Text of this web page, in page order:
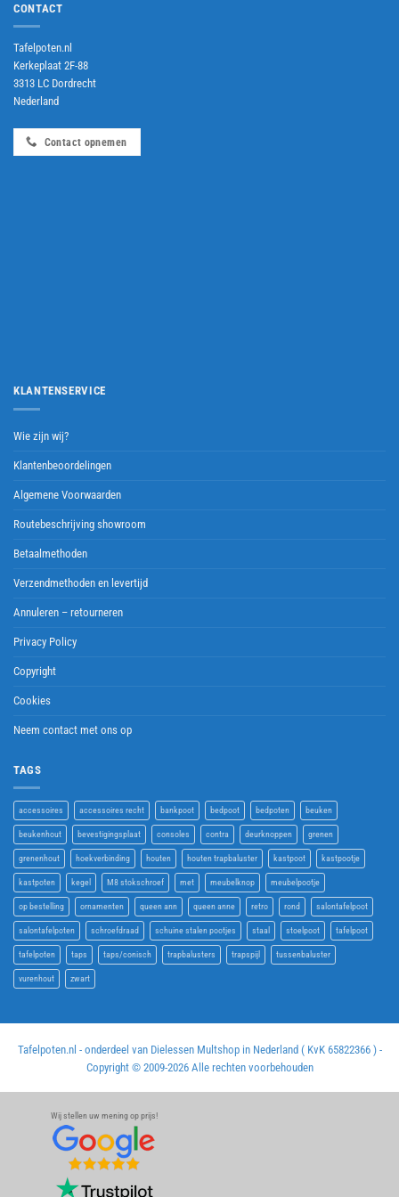
CONTACT
Tafelpoten.nl
Kerkeplaat 2F-88
3313 LC Dordrecht
Nederland
Contact opnemen
KLANTENSERVICE
Wie zijn wij?
Klantenbeoordelingen
Algemene Voorwaarden
Routebeschrijving showroom
Betaalmethoden
Verzendmethoden en levertijd
Annuleren – retourneren
Privacy Policy
Copyright
Cookies
Neem contact met ons op
TAGS
accessoires accessoires recht bankpoot bedpoot bedpoten beuken
beukenhout bevestigingsplaat consoles contra deurknoppen grenen
grenenhout hoekverbinding houten houten trapbaluster kastpoot kastpootje
kastpoten kegel M8 stokschroef met meubelknop meubelpootje
op bestelling ornamenten queen ann queen anne retro rond salontafelpoot
salontafelpoten schroefdraad schuine stalen pootjes staal stoelpoot tafelpoot
tafelpoten taps taps/conisch trapbalusters trapspijl tussenbaluster
vurenhout zwart
Tafelpoten.nl - onderdeel van Dielessen Multshop in Nederland ( KvK 65822366 ) -
Copyright © 2009-2026 Alle rechten voorbehouden
Wij stellen uw mening op prijs!